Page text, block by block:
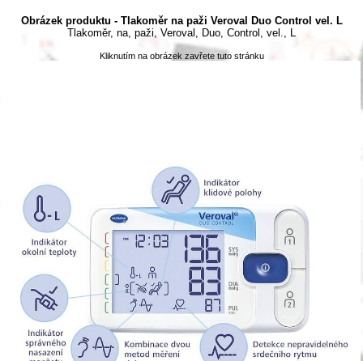
Obrázek produktu - Tlakoměr na paži Veroval Duo Control vel. L
Tlakoměr, na, paži, Veroval, Duo, Control, vel., L
Kliknutím na obrázek zavřete tuto stránku